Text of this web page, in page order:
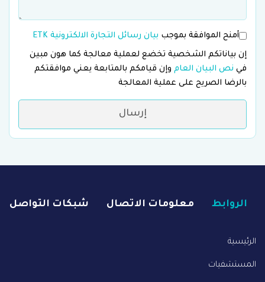
أمنح الموافقة بموجب بيان رسائل التجارة الالكترونية ETK
إن بياناتكم الشخصية تخضع لعملية معالجة كما هون مبين
في نص البيان العام وإن قيامكم بالمتابعة يعني موافقتكم
بالرضا الصريح على عملية المعالجة
إرسال
الروابط معلومات الاتصال شبكات التواصل
الرئيسية
المستشفيات